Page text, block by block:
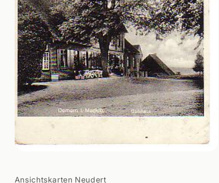
Modal
Ansichtskarten Neudert